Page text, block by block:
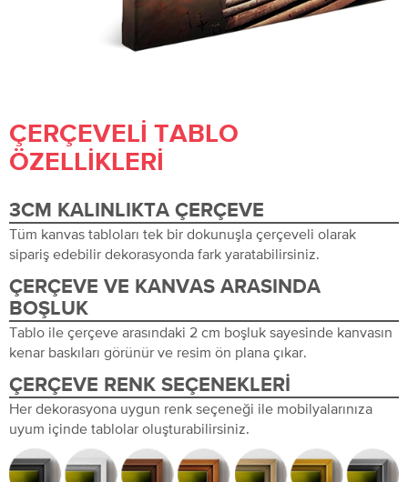
ÇERÇEVELI TABLO
ÖZELLIKLERI
3CM KALINLIKTA ÇERÇEVE
Tüm kanvas tabloları tek bir dokunuşla çerçeveli olarak
sipariş edebilir dekorasyonda fark yaratabilirsiniz.
ÇERÇEVE VE KANVAS ARASINDA
BOŞLUK
Tablo ile çerçeve arasındaki 2 cm boşluk sayesinde kanvasın
kenar baskıları görünür ve resim ön plana çıkar.
ÇERÇEVE RENK SEÇENEKLERI
Her dekorasyona uygun renk seçeneği ile mobilyalarınıza
uyum içinde tablolar oluşturabilirsiniz.